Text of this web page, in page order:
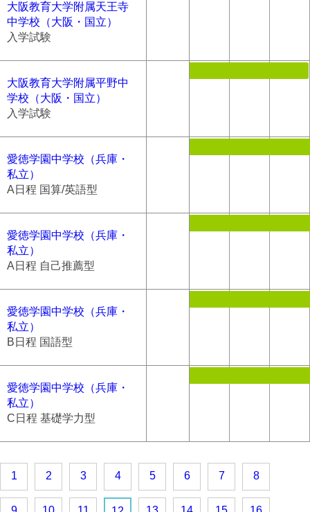
大阪教育大学附属天王寺
中学校（大阪・国立）
入学試験
大阪教育大学附属平野中
学校（大阪・国立）
入学試験
愛徳学園中学校（兵庫・
私立）
A日程 国算/英語型
愛徳学園中学校（兵庫・
私立）
A日程 自己推薦型
愛徳学園中学校（兵庫・
私立）
B日程 国語型
愛徳学園中学校（兵庫・
私立）
C日程 基礎学力型
1 2 3 4 5 6 7 8